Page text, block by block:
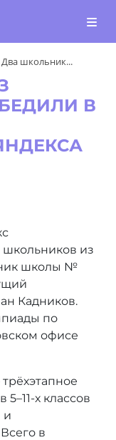
Два школьник...
В
из
школы №
Кадников.
по
офисе
х классов
и
в